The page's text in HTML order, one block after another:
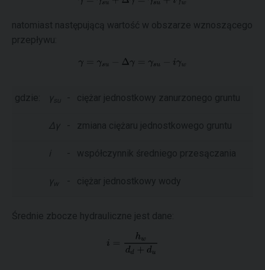
natomiast następującą wartość w obszarze wznoszącego
przepływu:
gdzie: γ su - ciężar jednostkowy zanurzonego gruntu
Δγ - zmiana ciężaru jednostkowego gruntu
i - współczynnik średniego przesączania
γ w - ciężar jednostkowy wody
Średnie zbocze hydrauliczne jest dane: